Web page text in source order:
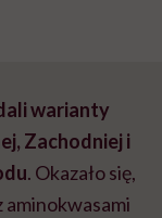
warianty
Zachodniej i
. Okazało się,
aminokwasami